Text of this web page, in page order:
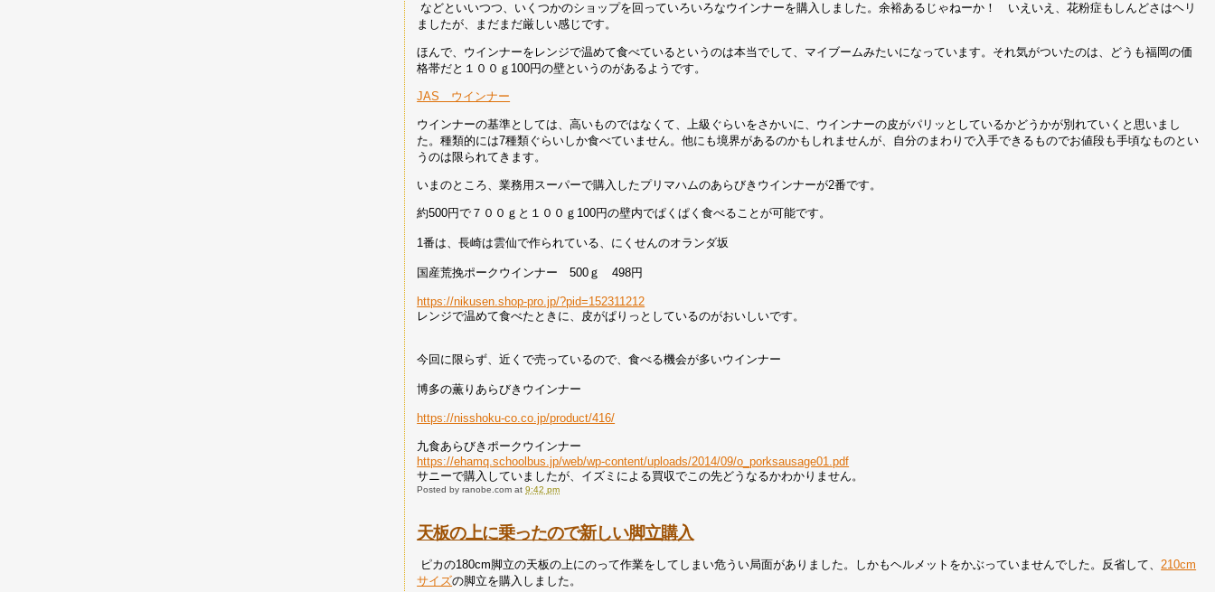
などといいつつ、いくつかのショップを回っていろいろなウインナーを購入しました。余裕あるじゃねーか！ いえいえ、花粉症もしんどさはヘリ
ましたが、まだまだ厳しい感じです。
ほんで、ウインナーをレンジで温めて食べているというのは本当でして、マイブームみたいになっています。それ気がついたのは、どうも福岡の価
格帯だと１００ｇ100円の壁というのがあるようです。
JAS ウインナー
ウインナーの基準としては、高いものではなくて、上級ぐらいをさかいに、ウインナーの皮がパリッとしているかどうかが別れていくと思いまし
た。種類的には7種類ぐらいしか食べていません。他にも境界があるのかもしれませんが、自分のまわりで入手できるものでお値段も手頃なものとい
うのは限られてきます。
いまのところ、業務用スーパーで購入したプリマハムのあらびきウインナーが2番です。
約500円で７００ｇと１００ｇ100円の壁内でぱくぱく食べることが可能です。
1番は、長崎は雲仙で作られている、にくせんのオランダ坂
国産荒挽ポークウインナー 500ｇ 498円
https://nikusen.shop-pro.jp/?pid=152311212
レンジで温めて食べたときに、皮がぱりっとしているのがおいしいです。
今回に限らず、近くで売っているので、食べる機会が多いウインナー
博多の薫りあらびきウインナー
https://nisshoku-co.co.jp/product/416/
九食あらびきポークウインナー
https://ehamq.schoolbus.jp/web/wp-content/uploads/2014/09/o_porksausage01.pdf
サニーで購入していましたが、イズミによる買収でこの先どうなるかわかりません。
Posted byranobe.com at9:42 pm
天板の上に乗ったので新しい脚立購入
ピカの180cm脚立の天板の上にのって作業をしてしまい危うい局面がありました。しかもヘルメットをかぶっていませんでした。反省して、210cm
サイズの脚立を購入しました。